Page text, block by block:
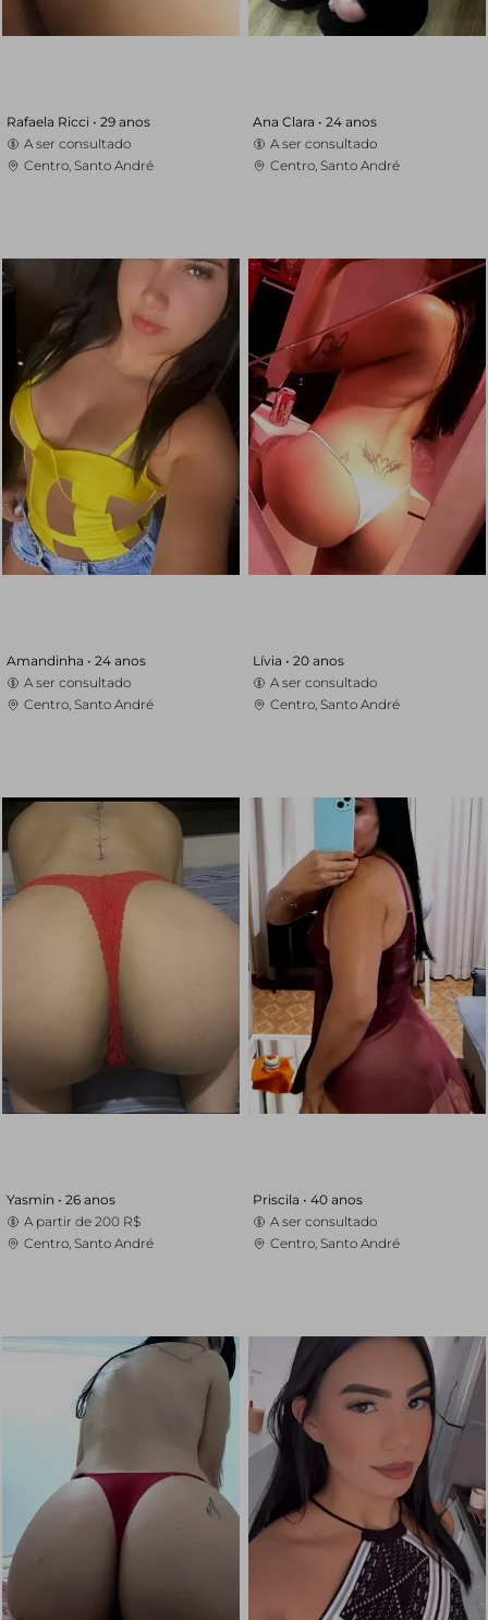
Rafaela Ricci • 29 anos
A ser consultado
Centro, Santo André
Ana Clara • 24 anos
A ser consultado
Centro, Santo André
Amandinha • 24 anos
A ser consultado
Centro, Santo André
Lívia • 20 anos
A ser consultado
Centro, Santo André
Yasmin • 26 anos
A partir de 200 R$
Centro, Santo André
Priscila • 40 anos
A ser consultado
Centro, Santo André